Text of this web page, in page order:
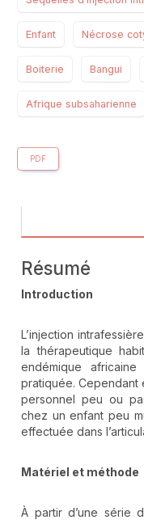
Enfant Nécrose
Boiterie Bangui
Afrique subsaharienne
PDF
Résumé
Introduction
L’injection
la thérapeutique
endémique
pratiquée. Cependant
personnel peu ou
chez un enfant peu
effectuée dans
Matériel et méthode
À partir d’une série